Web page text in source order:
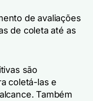
de avaliações
de coleta até as
são
coletá-las e
Também